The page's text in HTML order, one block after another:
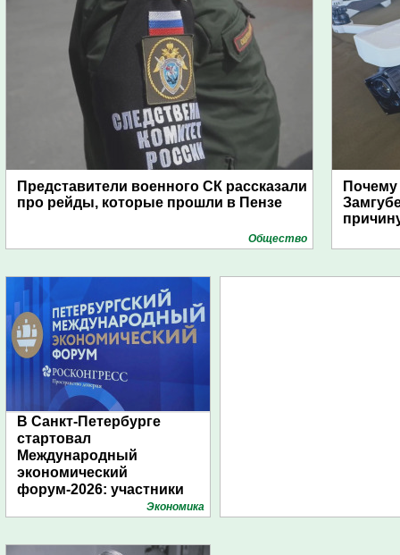
Представители военного СК рассказали
про рейды, которые прошли в Пензе
Общество
В Санкт-Петербурге
стартовал
Международный
экономический
форум-2026: участники
подготовили креативные
Экономика